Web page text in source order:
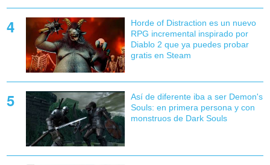
Horde of Distraction es un nuevo
RPG incremental inspirado por
Diablo 2 que ya puedes probar
gratis en Steam
Así de diferente iba a ser Demon's
Souls: en primera persona y con
monstruos de Dark Souls